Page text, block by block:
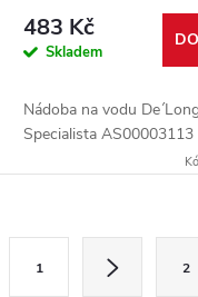
483 Kč
Skladem
Nádoba na vodu
Specialista AS00003113
1 2